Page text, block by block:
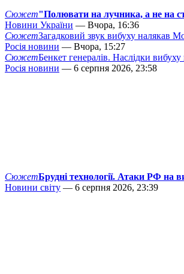
Сюжет"Полювати на лучника, а не на
Новини України — Вчора, 16:36
СюжетЗагадковий звук вибуху налякав
Росія новини — Вчора, 15:27
СюжетБенкет генералів. Наслідки
Росія новини — 6 серпня 2026, 23:58
СюжетБрудні технології. Атаки РФ на
Новини світу — 6 серпня 2026, 23:39